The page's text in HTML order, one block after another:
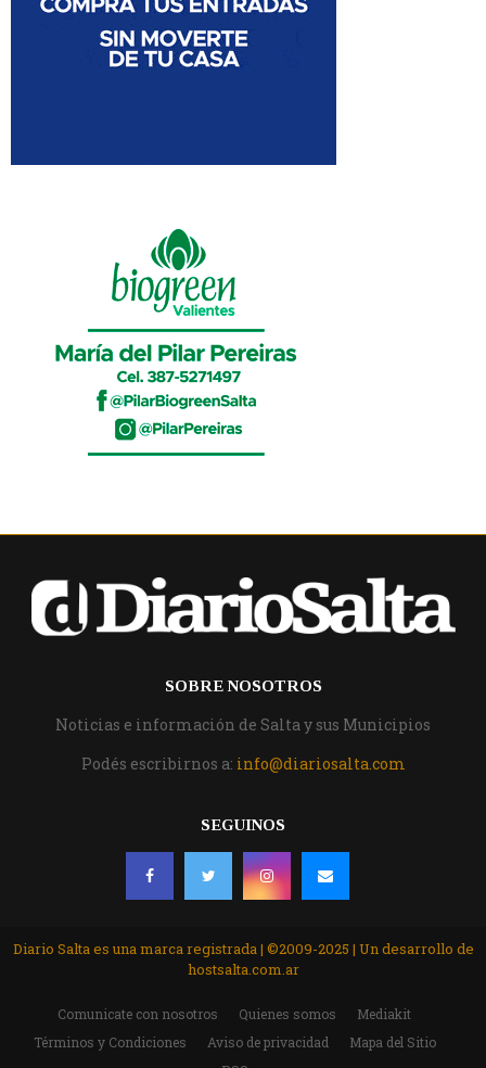
SOBRE NOSOTROS
Noticias e información de Salta y sus Municipios
Podés escribirnos a: info@diariosalta.com
SEGUINOS
Diario Salta es una marca registrada | ©2009-2025 | Un desarrollo de
hostsalta.com.ar
Comunicate con nosotros Quienes somos
Mediakit
Términos y Condiciones
Aviso de privacidad
Mapa del Sitio